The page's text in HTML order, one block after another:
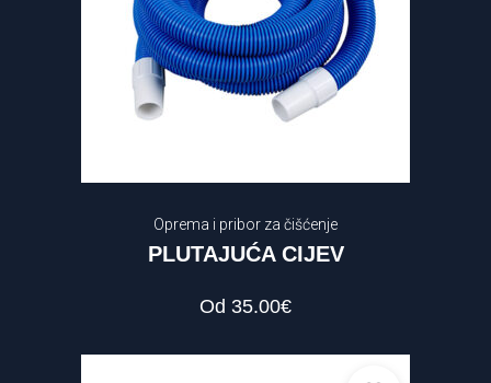
Oprema i pribor za čišćenje
PLUTAJUĆA CIJEV
Od 35.00€